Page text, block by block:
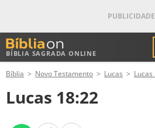
BÍBLIA SAGRADA ONLINE
ANTIGO TESTAMENTO
NOVO TESTAMENTO
Bíblia Novo Testamento Lucas Lucas
Lucas 18:22